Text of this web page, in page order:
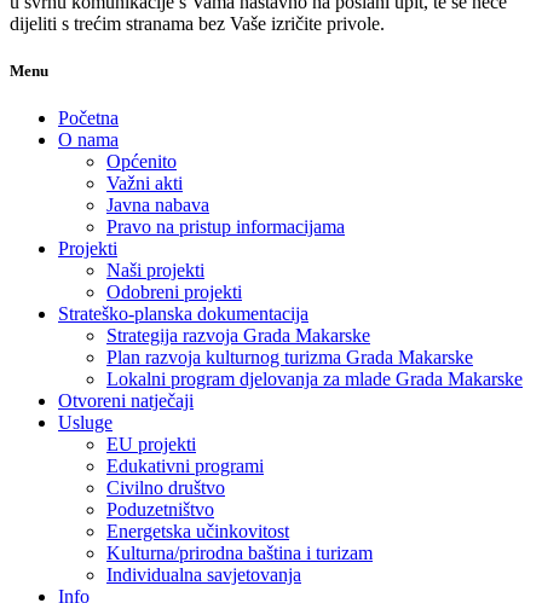
dijeliti s trećim stranama bez Vaše izričite privole.
Menu
Početna
O nama
Općenito
Važni akti
Javna nabava
Pravo na pristup informacijama
Projekti
Naši projekti
Odobreni projekti
Strateško-planska dokumentacija
Strategija razvoja Grada Makarske
Plan razvoja kulturnog turizma Grada Makarske
Lokalni program djelovanja za mlade Grada Makarske
Otvoreni natječaji
Usluge
EU projekti
Edukativni programi
Civilno društvo
Poduzetništvo
Energetska učinkovitost
Kulturna/prirodna baština i turizam
Individualna savjetovanja
Info